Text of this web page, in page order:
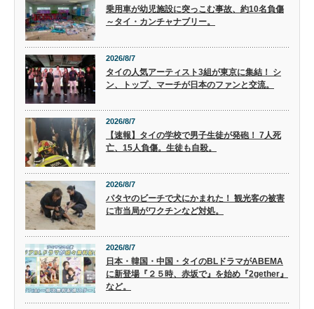
乗用車が幼児施設に突っこむ事故、約10名負傷
～タイ・カンチャナブリー。
2026/8/7
タイの人気アーティスト3組が東京に集結！ シ
ン、トップ、マーチが日本のファンと交流。
2026/8/7
【速報】タイの学校で男子生徒が発砲！ 7人死
亡、15人負傷。生徒も自殺。
2026/8/7
パタヤのビーチで犬にかまれた！ 観光客の被害
に市当局がワクチンなど対処。
2026/8/7
日本・韓国・中国・タイのBLドラマがABEMA
に新登場『２５時、赤坂で』を始め『2gether』
など。